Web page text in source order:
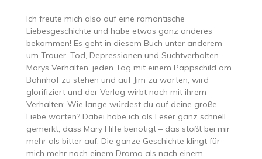
Ich freute mich also auf eine romantische
Liebesgeschichte und habe etwas ganz anderes
bekommen! Es geht in diesem Buch unter anderem
um Trauer, Tod, Depressionen und Suchtverhalten.
Marys Verhalten, jeden Tag mit einem Pappschild am
Bahnhof zu stehen und auf Jim zu warten, wird
glorifiziert und der Verlag wirbt noch mit ihrem
Verhalten: Wie lange würdest du auf deine große
Liebe warten? Dabei habe ich als Leser ganz schnell
gemerkt, dass Mary Hilfe benötigt – das stößt bei mir
mehr als bitter auf. Die ganze Geschichte klingt für
mich mehr nach einem Drama als nach einem